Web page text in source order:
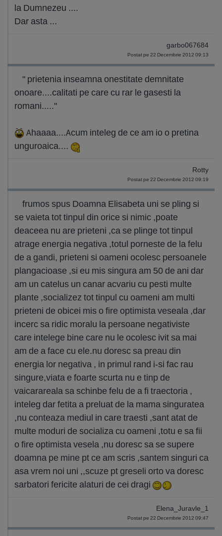
la Dumnezeu ....
Dar asta ...
garbo067684
Postat pe 22 Decembrie 2012 09:13
" prietenia inseamna onestitate demnitate
onoare....calitati pe care cu rar le gasesti la
romani....."
Ahaaaa....Acum inteleg de ce am io o pretina
unguroaica....
Rotty
Postat pe 22 Decembrie 2012 09:19
frumos spus Doamna Elisabeta uni se pling si
se vaieta tot tinpul din orice si nimic ,poate
deaceea nu are prieteni ,ca se plinge tot tinpul
atrage energia negativa ,totul porneste de la felu
de a gandi, prieteni si oameni ocolesc persoanele
plangacioase ,si eu mis singura am 50 de ani dar
am un catelus un canar acvariu cu pesti multe
plante ,socializez tot tinpul cu oameni am multi
prieteni de obicei mis o fire optimista veseala ,dar
incerc sa ridic moralu la persoane negativiste
care intelege bine care nu le ocolesc ivit sa mai
am de a face cu ele.nu doresc sa preau din
energia lor negativa , in primul rand i-si fac rau
singure,viata e foarte scurta nu e tinp de
vaicarareala sa schinbe felu de a fi traectoria ,
inteleg dar fetita a preluat de la mama singuratea
,nu conteaza mediul in care traesti ,sant atat de
multe moduri de socializa cu oameni ,totu e sa fii
o fire optimista vesela ,nu doresc sa se supere
doamna pe mine pt ce am scris ,santem singuri ca
asa vrem noi uni ,,scuze pt greseli orto va doresc
sarbatori fericite alaturi de cei dragi
Elena_Juravle_1
Postat pe 22 Decembrie 2012 09:47